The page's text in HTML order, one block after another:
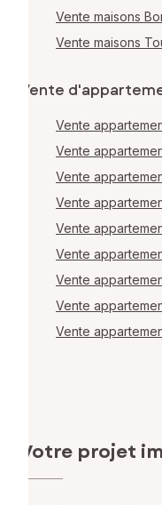
Vente maisons
Vente maisons
Vente
Vente
Vente
Vente
Vente
Vente
Vente
Vente
Vente
Vente
Votre projet